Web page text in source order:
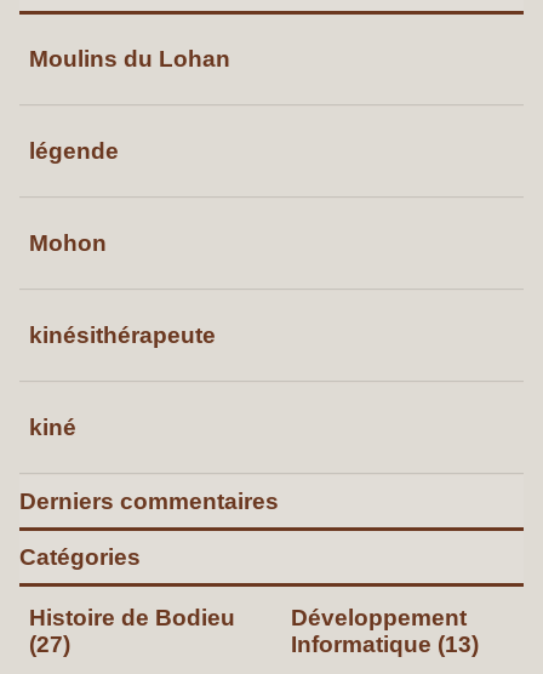
Moulins du Lohan
légende
Mohon
kinésithérapeute
kiné
Derniers commentaires
Catégories
Histoire de Bodieu
(27)
Développement
Informatique (13)